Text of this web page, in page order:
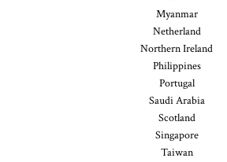
Myanmar
Netherland
Northern Ireland
Philippines
Portugal
Saudi Arabia
Scotland
Singapore
Taiwan